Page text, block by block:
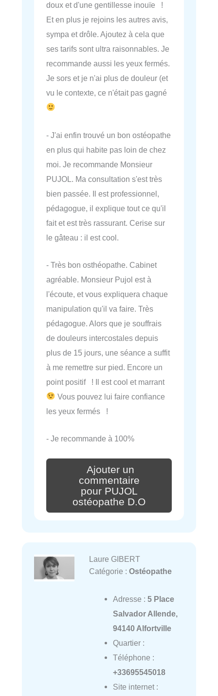
doux et d'une gentillesse inouïe !
Et en plus je rejoins les autres avis,
sympa et drôle. Ajoutez à cela que
ses tarifs sont ultra raisonnables. Je
recommande aussi les yeux fermés.
Je sors et je n'ai plus de douleur (et
vu le contexte, ce n'était pas gagné
- J'ai enfin trouvé un bon ostéopathe
en plus qui habite pas loin de chez
moi. Je recommande Monsieur
PUJOL. Ma consultation s'est très
bien passée. Il est professionnel,
pédagogue, il explique tout ce qu'il
fait et est très rassurant. Cerise sur
le gâteau : il est cool.
- Très bon osthéopathe. Cabinet
agréable. Monsieur Pujol est à
l'écoute, et vous expliquera chaque
manipulation qu'il va faire. Très
pédagogue. Alors que je souffrais
de douleurs intercostales depuis
plus de 15 jours, une séance a suffit
à me remettre sur pied. Encore un
point positif ! Il est cool et marrant
Vous pouvez lui faire confiance
les yeux fermés !
- Je recommande à 100%
Ajouter un
commentaire
pour PUJOL
ostéopathe D.O
Laure GIBERT
Catégorie : Ostéopathe
Adresse : 5 Place
Salvador Allende,
94140 Alfortville
Quartier :
Téléphone :
+33695545018
Site internet :